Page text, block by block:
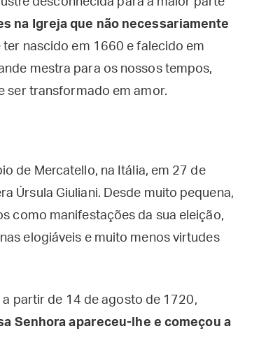
na Igreja que não necessariamente
ter nascido em 1660 e falecido em
mestra para os nossos tempos,
ser transformado em amor.
de Mercatello, na Itália, em 27 de
Úrsula Giuliani. Desde muito pequena,
como manifestações da sua eleição,
elogiáveis e muito menos virtudes
a partir de 14 de agosto de 1720,
Senhora apareceu-lhe e começou a